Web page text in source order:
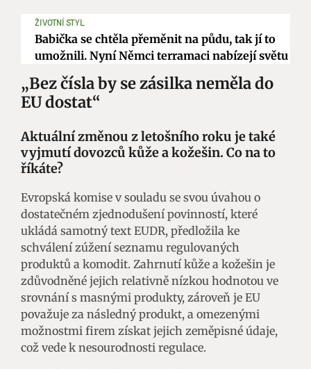
ŽIVOTNÍ STYL
Babička se chtěla přeměnit na půdu, tak jí to
umožnili. Nyní Němci terramaci nabízejí světu
„Bez čísla by se zásilka neměla do
EU dostat“
Aktuální změnou z letošního roku je také
vyjmutí dovozců kůže a kožešin. Co na to
říkáte?
Evropská komise v souladu se svou úvahou o
dostatečném zjednodušení povinností, které
ukládá samotný text EUDR, předložila ke
schválení zúžení seznamu regulovaných
produktů a komodit. Zahrnutí kůže a kožešin je
zdůvodněné jejich relativně nízkou hodnotou ve
srovnání s masnými produkty, zároveň je EU
považuje za následný produkt, a omezenými
možnostmi firem získat jejich zeměpisné údaje,
což vede k nesourodnosti regulace.